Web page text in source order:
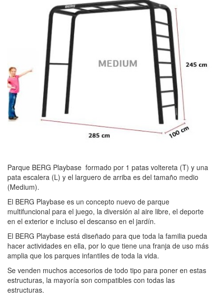
Parque BERG Playbase formado por 1 patas voltereta (T) y una
pata escalera (L) y el larguero de arriba es del tamaño medio
(Medium).
El BERG Playbase es un concepto nuevo de parque
multifuncional para el juego, la diversión al aire libre, el deporte
en el exterior e incluso el descanso en el jardín.
El BERG Playbase está diseñado para que toda la familia pueda
hacer actividades en ella, por lo que tiene una franja de uso más
amplia que los parques infantiles de toda la vida.
Se venden muchos accesorios de todo tipo para poner en estas
estructuras, la mayoría son compatibles con todas las
estructuras.